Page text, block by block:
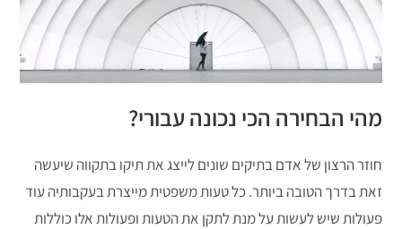
מהי הבחירה הכי נכונה עבורי?
חוזר הרצון של אדם בתיקים שונים לייצג את תיקו בתקווה שיעשה
זאת בדרך הטובה ביותר. כל טעות משפטית מייצרת בעקבותיה עוד
פעולות שיש לעשות על מנת לתקן את הטעות ופעולות אלו כוללות